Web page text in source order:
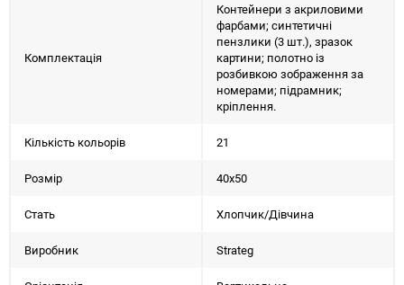
Комплектація
Контейнери з акриловими
фарбами; синтетичні
пензлики (3 шт.), зразок
картини; полотно із
розбивкою зображення за
номерами; підрамник;
кріплення.
Кількість кольорів 21
Розмір 40х50
Стать Хлопчик/Дiвчина
Виробник Strateg